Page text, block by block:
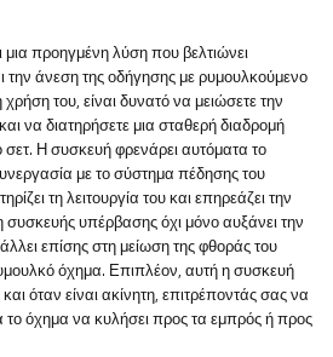
προηγμένη λύση που βελτιώνει
την άνεση της οδήγησης με ρυμουλκούμενο
του, είναι δυνατό να μειώσετε την
να διατηρήσετε μια σταθερή διαδρομή
Η συσκευή φρενάρει αυτόματα το
με το σύστημα πέδησης του
τη λειτουργία του και επηρεάζει την
υπέρβασης όχι μόνο αυξάνει την
επίσης στη μείωση της φθοράς του
όχημα. Επιπλέον, αυτή η συσκευή
και όταν είναι ακίνητη, επιτρέποντάς σας να
το όχημα να κυλήσει προς τα εμπρός ή προς